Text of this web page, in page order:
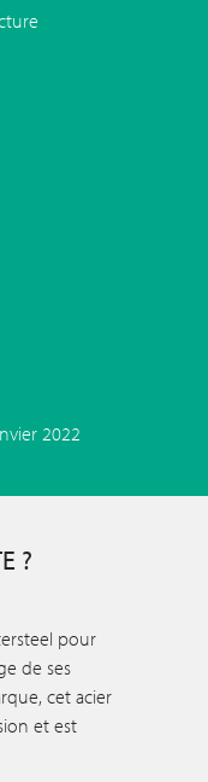
2022
?
pour
de ses
cet acier
et est